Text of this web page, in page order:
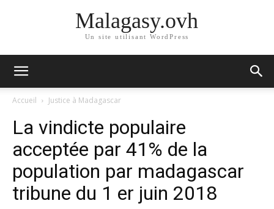
Malagasy.ovh
Un site utilisant WordPress
Accueil Justice à Madagascar
La vindicte populaire
acceptée par 41% de la
population par madagascar
tribune du 1 er juin 2018